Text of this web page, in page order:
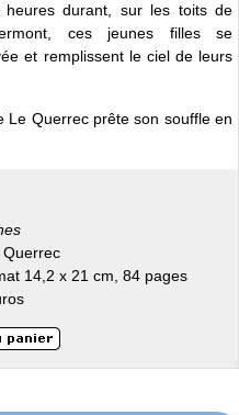
durant, sur les toits de
ces jeunes filles se
et remplissent le ciel de leurs
Le Querrec prête son souffle en
Querrec
14,2 x 21 cm, 84 pages